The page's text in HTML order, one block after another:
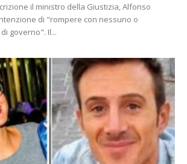
il ministro della Giustizia, Alfonso
di "rompere con nessuno o
governo". Il...